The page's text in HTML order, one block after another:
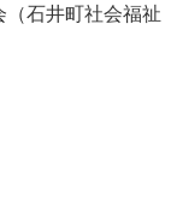
石井町社会福祉